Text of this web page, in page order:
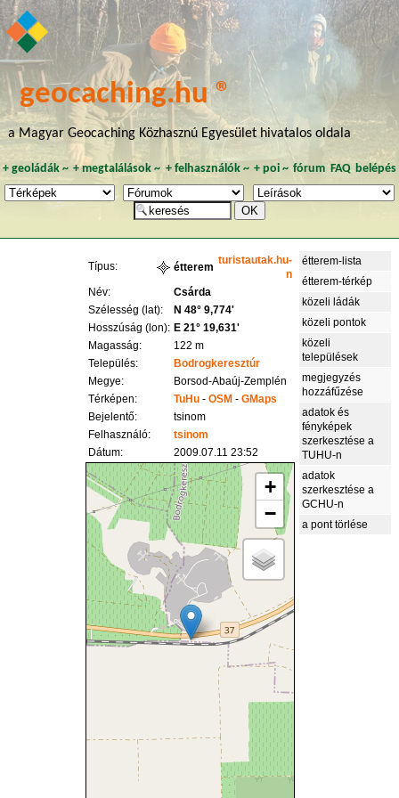
geocaching.hu ®
a Magyar Geocaching Közhasznú Egyesület hivatalos oldala
+ geoládák~ +megtalálások ~ + felhasználók~ + poi~ fórum FAQ belépés
Típus: étterem
turistautak.hu-
n
Név:
Csárda
Szélesség (lat):
N 48° 9,774'
Hosszúság (lon): E 21° 19,631'
Magasság:
122 m
Település:
Bodrogkeresztúr
Megye:
Borsod-Abaúj-Zemplén
Térképen:
TuHu -OSM -GMaps
Bejelentő:
tsinom
Felhasználó:
tsinom
Dátum:
2009.07.11 23:52
+
−
étterem-lista
étterem-térkép
közeli ládák
közeli pontok
közeli
települések
megjegyzés
hozzáfűzése
adatok és
fényképek
szerkesztése a
TUHU-n
adatok
szerkesztése a
GCHU-n
a pont törlése